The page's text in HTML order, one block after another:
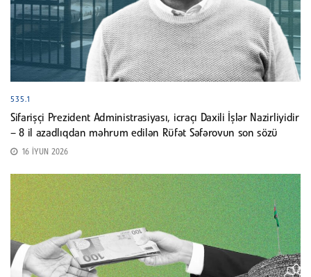
535.1
Sifarişçi Prezident Administrasiyası, icraçı Daxili İşlər Nazirliyidir
– 8 il azadlıqdan məhrum edilən Rüfət Səfərovun son sözü
16 İYUN 2026